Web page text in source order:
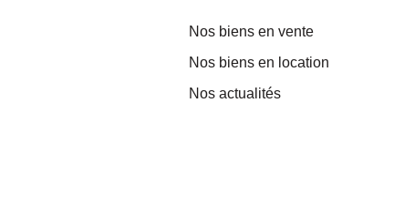
Nos biens en vente
Nos biens en location
Nos actualités